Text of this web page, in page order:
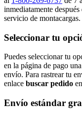
inmediatamente
servicio de montacargas.
Seleccionar tu
Puedes seleccionar tu
en la página de pago
envío. Para rastrear tu
enlace buscar pedido​​​​​​​
Envío estándar